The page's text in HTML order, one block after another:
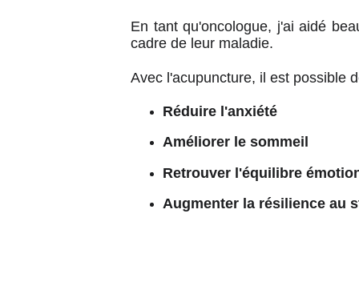
En tant qu'oncologue, j'ai aidé
cadre de leur maladie.
Avec l'acupuncture, il est possible
Réduire l'anxiété
Améliorer le sommeil
Retrouver l'équilibre
Augmenter la résilience au